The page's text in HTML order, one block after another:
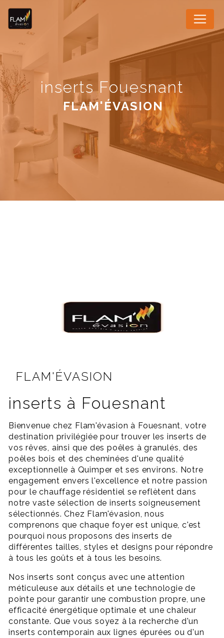
inserts Fouesnant
FLAM'ÉVASION
FLAM'ÉVASION
inserts à Fouesnant
Bienvenue chez Flam'évasion à Fouesnant, votre
destination privilégiée pour trouver les inserts de
vos rêves, ainsi que des poêles à granulés, des
poêles bois et des cheminées d'une qualité
exceptionnelle à Quimper et ses environs. Notre
engagement envers l'excellence et notre passion
pour le chauffage résidentiel se reflètent dans
notre vaste sélection de inserts soigneusement
sélectionnés. Chez Flam'évasion, nous
comprenons que chaque foyer est unique, c'est
pourquoi nous proposons des inserts de
différentes tailles, styles et designs pour répondre
à tous les goûts et à tous les besoins.
Nos inserts sont conçus avec une attention
méticuleuse aux détails et une technologie de
pointe pour garantir une combustion propre, une
efficacité énergétique optimale et une chaleur
constante. Que vous soyez à la recherche d'un
inserts contemporain aux lignes épurées ou d'un
Panneau de gestion des cookies